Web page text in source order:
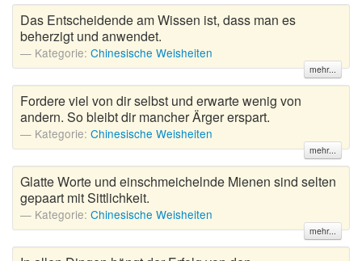
Das Entscheidende am Wissen ist, dass man es
beherzigt und anwendet.
Kategorie: Chinesische Weisheiten
mehr...
Fordere viel von dir selbst und erwarte wenig von
andern. So bleibt dir mancher Ärger erspart.
Kategorie: Chinesische Weisheiten
mehr...
Glatte Worte und einschmeichelnde Mienen sind selten
gepaart mit Sittlichkeit.
Kategorie: Chinesische Weisheiten
mehr...